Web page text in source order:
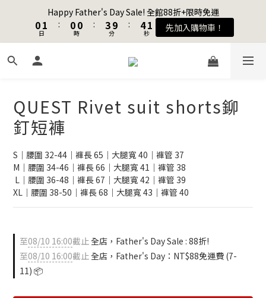
Happy Father's Day Sale! 全館88折+限時免運
01
0
日
:
1
0
1
0
時
:
4
3
2
9
8
3
2
分
:
5
4
3
2
1
0
秒 先加入購物車！
Happy Father's Day Sale! 全館88折+限時免運
01
0
日
:
1
0
1
0
時
:
4
3
2
9
8
3
2
分
:
5
4
3
2
1
0
秒 先加入購物車！
加入會員送購物金$100
聯名款登山德比鞋 三色齊發！ZIPPER x OOG Mountain Derby
9
7
4
3
2
0
8
5
4
3
1
0
日
:
9
4
0
9
4
3
0
時
:
7
6
3
2
1
0
9
8
7
6
5
2
1
分
:
8
7
4
3
2
1
0
5
4
1
0
先加入購物車！
QUEST Rivet suit shorts鉚
釘短褲
S｜腰圍 32-44｜褲長 65｜大腿寬 40｜褲管 37
M｜腰圍 34-46｜褲長 66｜大腿寬 41｜褲管 38
L｜腰圍 36-48｜褲長 67｜大腿寬 42｜褲管 39
XL｜腰圍 38-50｜褲長 68｜大腿寬 43｜褲管 40
至08/10 16:00截止全店，Father's Day Sale : 88折!
至08/10 16:00截止全店，Father's Day：NT$88免運費 (7-
11) 📦